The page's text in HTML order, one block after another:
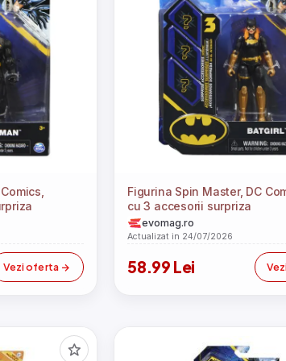
Vezi oferta
Figurina Spin Master, DC
cu 3 accesorii surpriza
evomag.ro
Actualizat in 24/07/2026
58.99 Lei